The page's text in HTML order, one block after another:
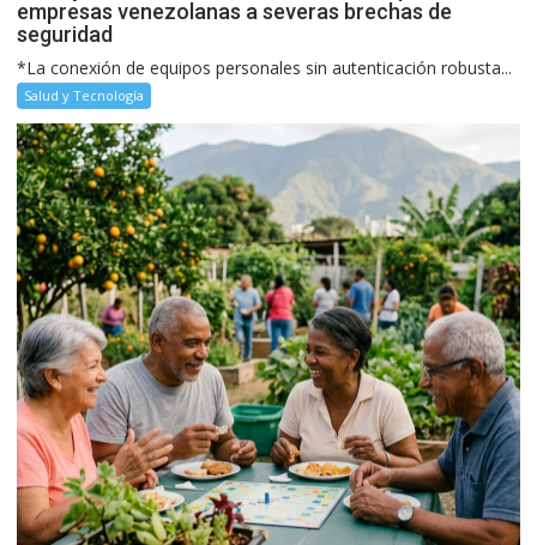
empresas venezolanas a severas brechas de
seguridad
*La conexión de equipos personales sin autenticación robusta...
Salud y Tecnología